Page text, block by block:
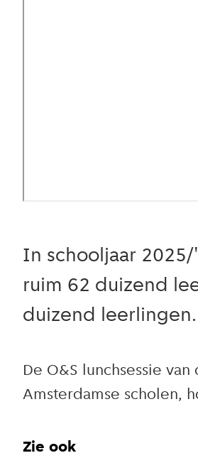
In schooljaar
ruim 62 duizend
duizend
De O&S lunchsessie
Amsterdamse scholen,
Zie ook